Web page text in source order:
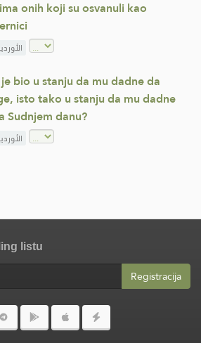
onih koji su osvanuli kao
bio u stanju da mu dadne da
isto tako u stanju da mu dadne
Sudnjem danu?
listu
Registracija